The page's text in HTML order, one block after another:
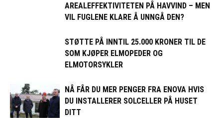
AREALEFFEKTIVITETEN PÅ HAVVIND – MEN
VIL FUGLENE KLARE Å UNNGÅ DEN?
STØTTE PÅ INNTIL 25.000 KRONER TIL DE
SOM KJØPER ELMOPEDER OG
ELMOTORSYKLER
NÅ FÅR DU MER PENGER FRA ENOVA HVIS
DU INSTALLERER SOLCELLER PÅ HUSET
DITT